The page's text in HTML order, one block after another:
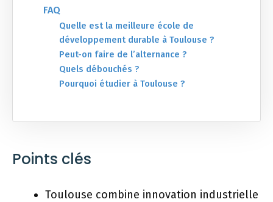
FAQ
Quelle est la meilleure école de
développement durable à Toulouse ?
Peut-on faire de l’alternance ?
Quels débouchés ?
Pourquoi étudier à Toulouse ?
Points clés
Toulouse combine innovation industrielle